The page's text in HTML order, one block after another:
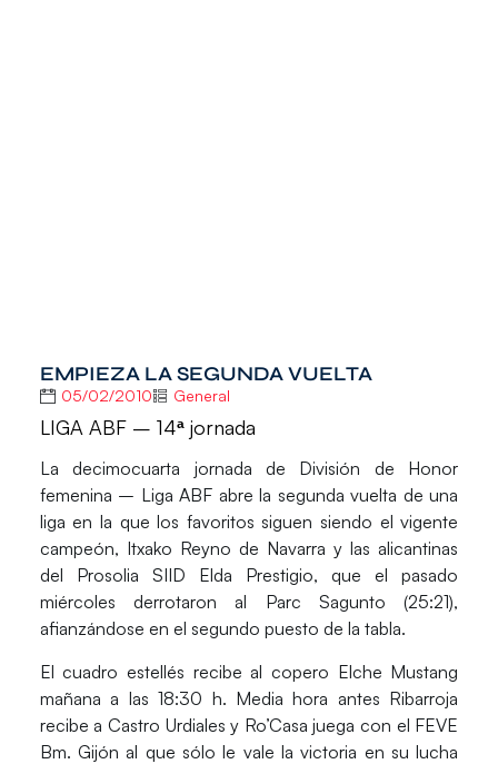
EMPIEZA LA SEGUNDA VUELTA
05/02/2010 General
LIGA ABF – 14ª jornada
La decimocuarta jornada de División de Honor
femenina – Liga ABF abre la segunda vuelta de una
liga en la que los favoritos siguen siendo el vigente
campeón, Itxako Reyno de Navarra y las alicantinas
del Prosolia SIID Elda Prestigio, que el pasado
miércoles derrotaron al Parc Sagunto (25:21),
afianzándose en el segundo puesto de la tabla.
El cuadro estellés recibe al copero Elche Mustang
mañana a las 18:30 h. Media hora antes Ribarroja
recibe a Castro Urdiales y Ro’Casa juega con el FEVE
Bm. Gijón al que sólo le vale la victoria en su lucha